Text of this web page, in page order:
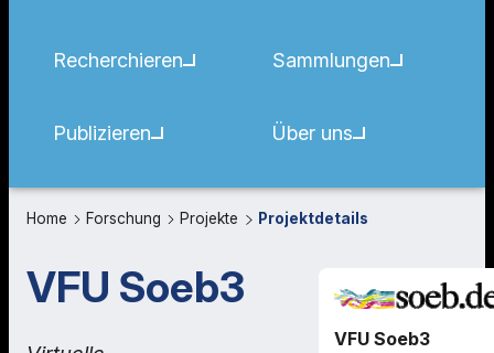
Recherchieren
Publizieren
Sammlungen
Über uns
Home Forschung Projekte Projektdetails
VFU Soeb3
VFU Soeb3